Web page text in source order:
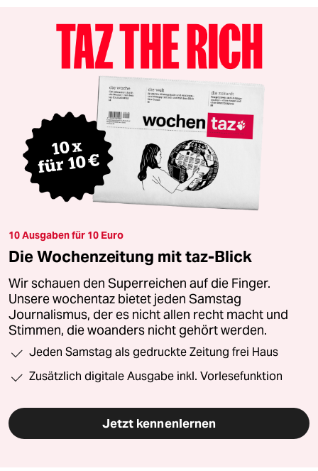
10 Ausgaben für 10 Euro
Die Wochenzeitung mit taz-Blick
Wir schauen den Superreichen auf die Finger.
Unsere wochentaz bietet jeden Samstag
Journalismus, der es nicht allen recht macht und
Stimmen, die woanders nicht gehört werden.
Jeden Samstag als gedruckte Zeitung frei Haus
Zusätzlich digitale Ausgabe inkl. Vorlesefunktion
Jetzt kennenlernen